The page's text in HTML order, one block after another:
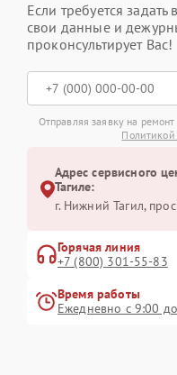
Если требуется задать
свои данные и
проконсультирует Вас!
Отправляя заявку на
Политикой
Адрес сервисного
Тагиле:
г. Нижний Тагил,
Горячая линия
+7 (800) 301-55-83
Время работы
Ежедневно с 9:00